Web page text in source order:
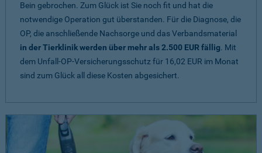
Bein gebrochen. Zum Glück ist Sie noch fit und hat die
notwendige Operation gut überstanden. Für die Diagnose, die
OP, die anschließende Nachsorge und das Verbandsmaterial
in der Tierklinik werden über mehr als 2.500 EUR fällig. Mit
dem Unfall-OP-Versicherungsschutz für 16,02 EUR im Monat
sind zum Glück all diese Kosten abgesichert.